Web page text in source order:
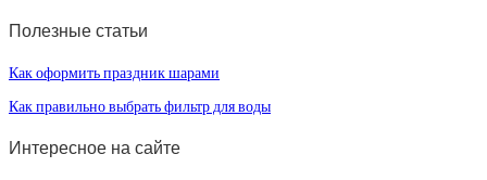
Полезные статьи
Как оформить праздник шарами
Как правильно выбрать фильтр для воды
Интересное на сайте